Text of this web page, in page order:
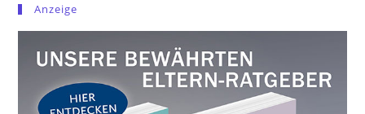
Anzeige